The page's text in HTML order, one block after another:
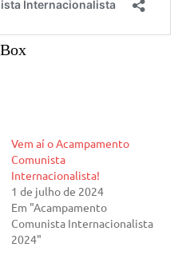
Vem aí o Acampamento
Comunista
Internacionalista!
1 de julho de 2024
Em "Acampamento
Comunista Internacionalista
2024"